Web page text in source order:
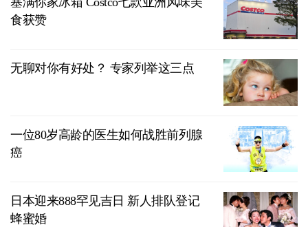
食获赞
无聊对你有好处？ 专家列举这三点
一位80岁高龄的医生如何战胜前列腺
癌
日本迎来888罕见吉日 新人排队登记
蜂蜜婚